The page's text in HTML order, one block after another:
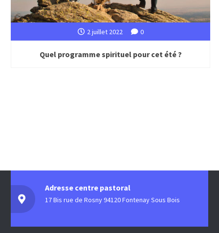
2 juillet 2022 0
Quel programme spirituel pour cet été ?
Adresse centre pastoral
17 Bis rue de Rosny 94120 Fontenay Sous Bois